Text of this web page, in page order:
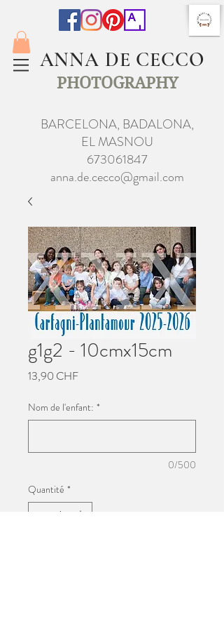
ANNA DE CECCO
PHOTOGRAPHY
BARCELONA, BADALONA,
EL MASNOU
673061847
anna.de.cecco@gmail.com
g1g2 - 10cmx15cm
13,90 CHFPrix
Nom de l'enfant: *
0/500
Quantité *